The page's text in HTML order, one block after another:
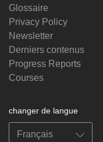
Glossaire
Privacy Policy
Newsletter
Derniers contenus
Progress Reports
Courses
changer de langue